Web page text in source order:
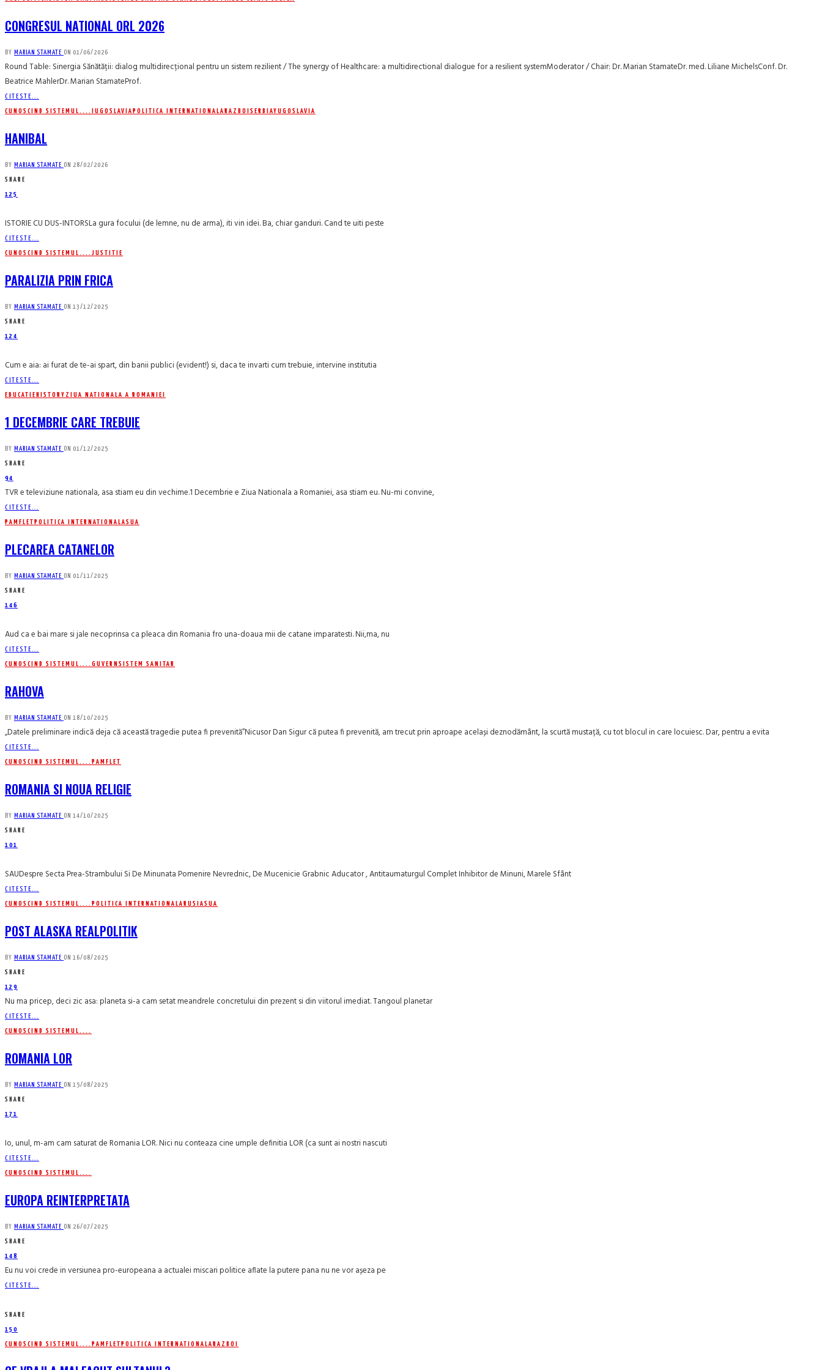
CONGRESUL NATIONAL ORL 2026
BY MARIAN STAMATE ON 01/06/2026
Round Table: Sinergia Sănătății: dialog multidirecțional pentru un sistem rezilient / The synergy of Healthcare: a multidirectional dialogue for a resilient systemModerator / Chair: Dr. Marian StamateDr. med. Liliane MichelsConf. Dr.
Beatrice MahlerDr. Marian StamateProf.
CITESTE...
CUNOSCIND SISTEMUL.... IUGOSLAVIAPOLITICA INTERNATIONALARAZBOI SERBIAYUGOSLAVIA
HANIBAL
BY MARIAN STAMATE ON 28/02/2026
SHARE
125
ISTORIE CU DUS-INTORSLa gura focului (de lemne, nu de arma), iti vin idei. Ba, chiar ganduri. Cand te uiti peste
CITESTE...
CUNOSCIND SISTEMUL.... JUSTITIE
PARALIZIA PRIN FRICA
BY MARIAN STAMATE ON 13/12/2025
SHARE
124
Cum e aia: ai furat de te-ai spart, din banii publici (evident!) si, daca te invarti cum trebuie, intervine institutia
CITESTE...
EDUCATIE HISTORY ZIUA NATIONALA A ROMANIEI
1 DECEMBRIE CARE TREBUIE
BY MARIAN STAMATE ON 01/12/2025
SHARE
94
TVR e televiziune nationala, asa stiam eu din vechime.1 Decembrie e Ziua Nationala a Romaniei, asa stiam eu. Nu-mi convine,
CITESTE...
PAMFLETPOLITICA INTERNATIONALASUA
PLECAREA CATANELOR
BY MARIAN STAMATE ON 01/11/2025
SHARE
146
Aud ca e bai mare si jale necoprinsa ca pleaca din Romania fro una-doaua mii de catane imparatesti. Nii,ma, nu
CITESTE...
CUNOSCIND SISTEMUL.... GUVERN SISTEM SANITAR
RAHOVA
BY MARIAN STAMATE ON 18/10/2025
„Datele preliminare indică deja că această tragedie putea fi prevenită”Nicusor Dan Sigur că putea fi prevenită, am trecut prin aproape același deznodământ, la scurtă mustață, cu tot blocul in care locuiesc. Dar, pentru a evita
CITESTE...
CUNOSCIND SISTEMUL.... PAMFLET
ROMANIA SI NOUA RELIGIE
BY MARIAN STAMATE ON 14/10/2025
SHARE
101
SAUDespre Secta Prea-Strambului Si De Minunata Pomenire Nevrednic, De Mucenicie Grabnic Aducator , Antitaumaturgul Complet Inhibitor de Minuni, Marele Sfânt
CITESTE...
CUNOSCIND SISTEMUL.... POLITICA INTERNATIONALARUSIASUA
POST ALASKA REALPOLITIK
BY MARIAN STAMATE ON 16/08/2025
SHARE
129
Nu ma pricep, deci zic asa: planeta si-a cam setat meandrele concretului din prezent si din viitorul imediat. Tangoul planetar
CITESTE...
CUNOSCIND SISTEMUL....
ROMANIA LOR
BY MARIAN STAMATE ON 15/08/2025
SHARE
171
Io, unul, m-am cam saturat de Romania LOR. Nici nu conteaza cine umple definitia LOR (ca sunt ai nostri nascuti
CITESTE...
CUNOSCIND SISTEMUL....
EUROPA REINTERPRETATA
BY MARIAN STAMATE ON 26/07/2025
SHARE
148
Eu nu voi crede in versiunea pro-europeana a actualei miscari politice aflate la putere pana nu ne vor așeza pe
CITESTE...
SHARE
150
CUNOSCIND SISTEMUL.... PAMFLETPOLITICA INTERNATIONALARAZBOI